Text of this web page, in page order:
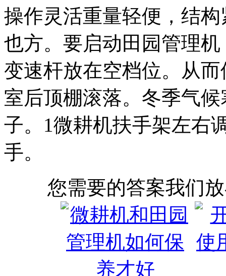
操作灵活重量轻便，结
也方。要启动田园管理
变速杆放在空档位。从
室后顶棚滚落。冬季气
子。1微耕机扶手架左右
手。
您需要的答案我们